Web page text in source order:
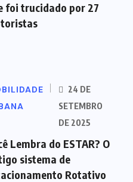
foi trucidado por 27
24 DE
SETEMBRO
DE 2025
Lembra do ESTAR? O
sistema de
Rotativo